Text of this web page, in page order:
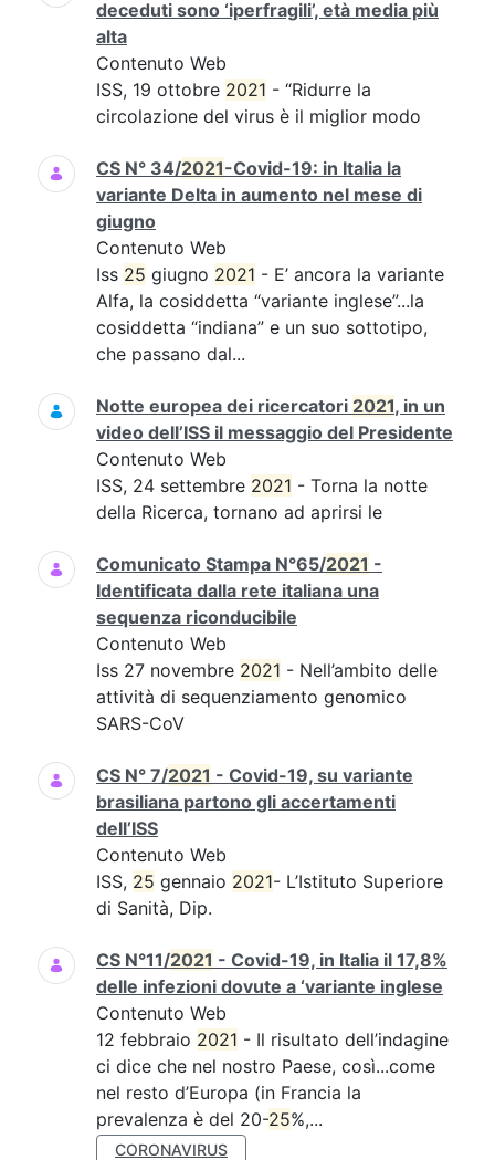
deceduti sono ‘iperfragili’, età media più
alta
Contenuto Web
ISS, 19 ottobre 2021 - “Ridurre la
circolazione del virus è il miglior modo
CS N° 34/2021-Covid-19: in Italia la
variante Delta in aumento nel mese di
giugno
Contenuto Web
Iss 25 giugno 2021 - E’ ancora la variante
Alfa, la cosiddetta “variante inglese”...la
cosiddetta “indiana” e un suo sottotipo,
che passano dal...
Notte europea dei ricercatori 2021, in un
video dell’ISS il messaggio del Presidente
Contenuto Web
ISS, 24 settembre 2021 - Torna la notte
della Ricerca, tornano ad aprirsi le
Comunicato Stampa N°65/2021 -
Identificata dalla rete italiana una
sequenza riconducibile
Contenuto Web
Iss 27 novembre 2021 - Nell’ambito delle
attività di sequenziamento genomico
SARS-CoV
CS N° 7/2021 - Covid-19, su variante
brasiliana partono gli accertamenti
dell’ISS
Contenuto Web
ISS, 25 gennaio 2021- L’Istituto Superiore
di Sanità, Dip.
CS N°11/2021 - Covid-19, in Italia il 17,8%
delle infezioni dovute a ‘variante inglese
Contenuto Web
12 febbraio 2021 - Il risultato dell’indagine
ci dice che nel nostro Paese, così...come
nel resto d’Europa (in Francia la
prevalenza è del 20-25%,...
CORONAVIRUS